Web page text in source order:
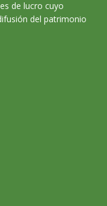
de lucro cuyo
del patrimonio